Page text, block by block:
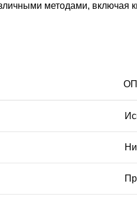
методами, включая